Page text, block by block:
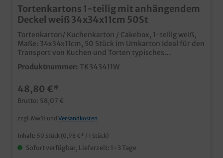
Tortenkartons 1-teilig mit anhängendem
Deckel weiß 34x34x11cm 50St
Tortenkarton/ Kuchenkarton / Cakebox, 1-teilig weiß,
Maße: 34x34x11cm, 50 Stück im Umkarton Ideal für den
Transport von Kuchen und Torten typisches
Standardmaß in neutralem weiß einteilige Variante mit
anhängendem Deckel stabil und hochwertig (450g/m²)
Produktnummer: TK343411W
48,80 €*
Brutto: 58,07 €
zzgl. MwSt und Versandkosten
Inhalt: 50 Stück (0,98 €* / 1 Stück)
Sofort verfügbar, Lieferzeit: 1-3 Tage